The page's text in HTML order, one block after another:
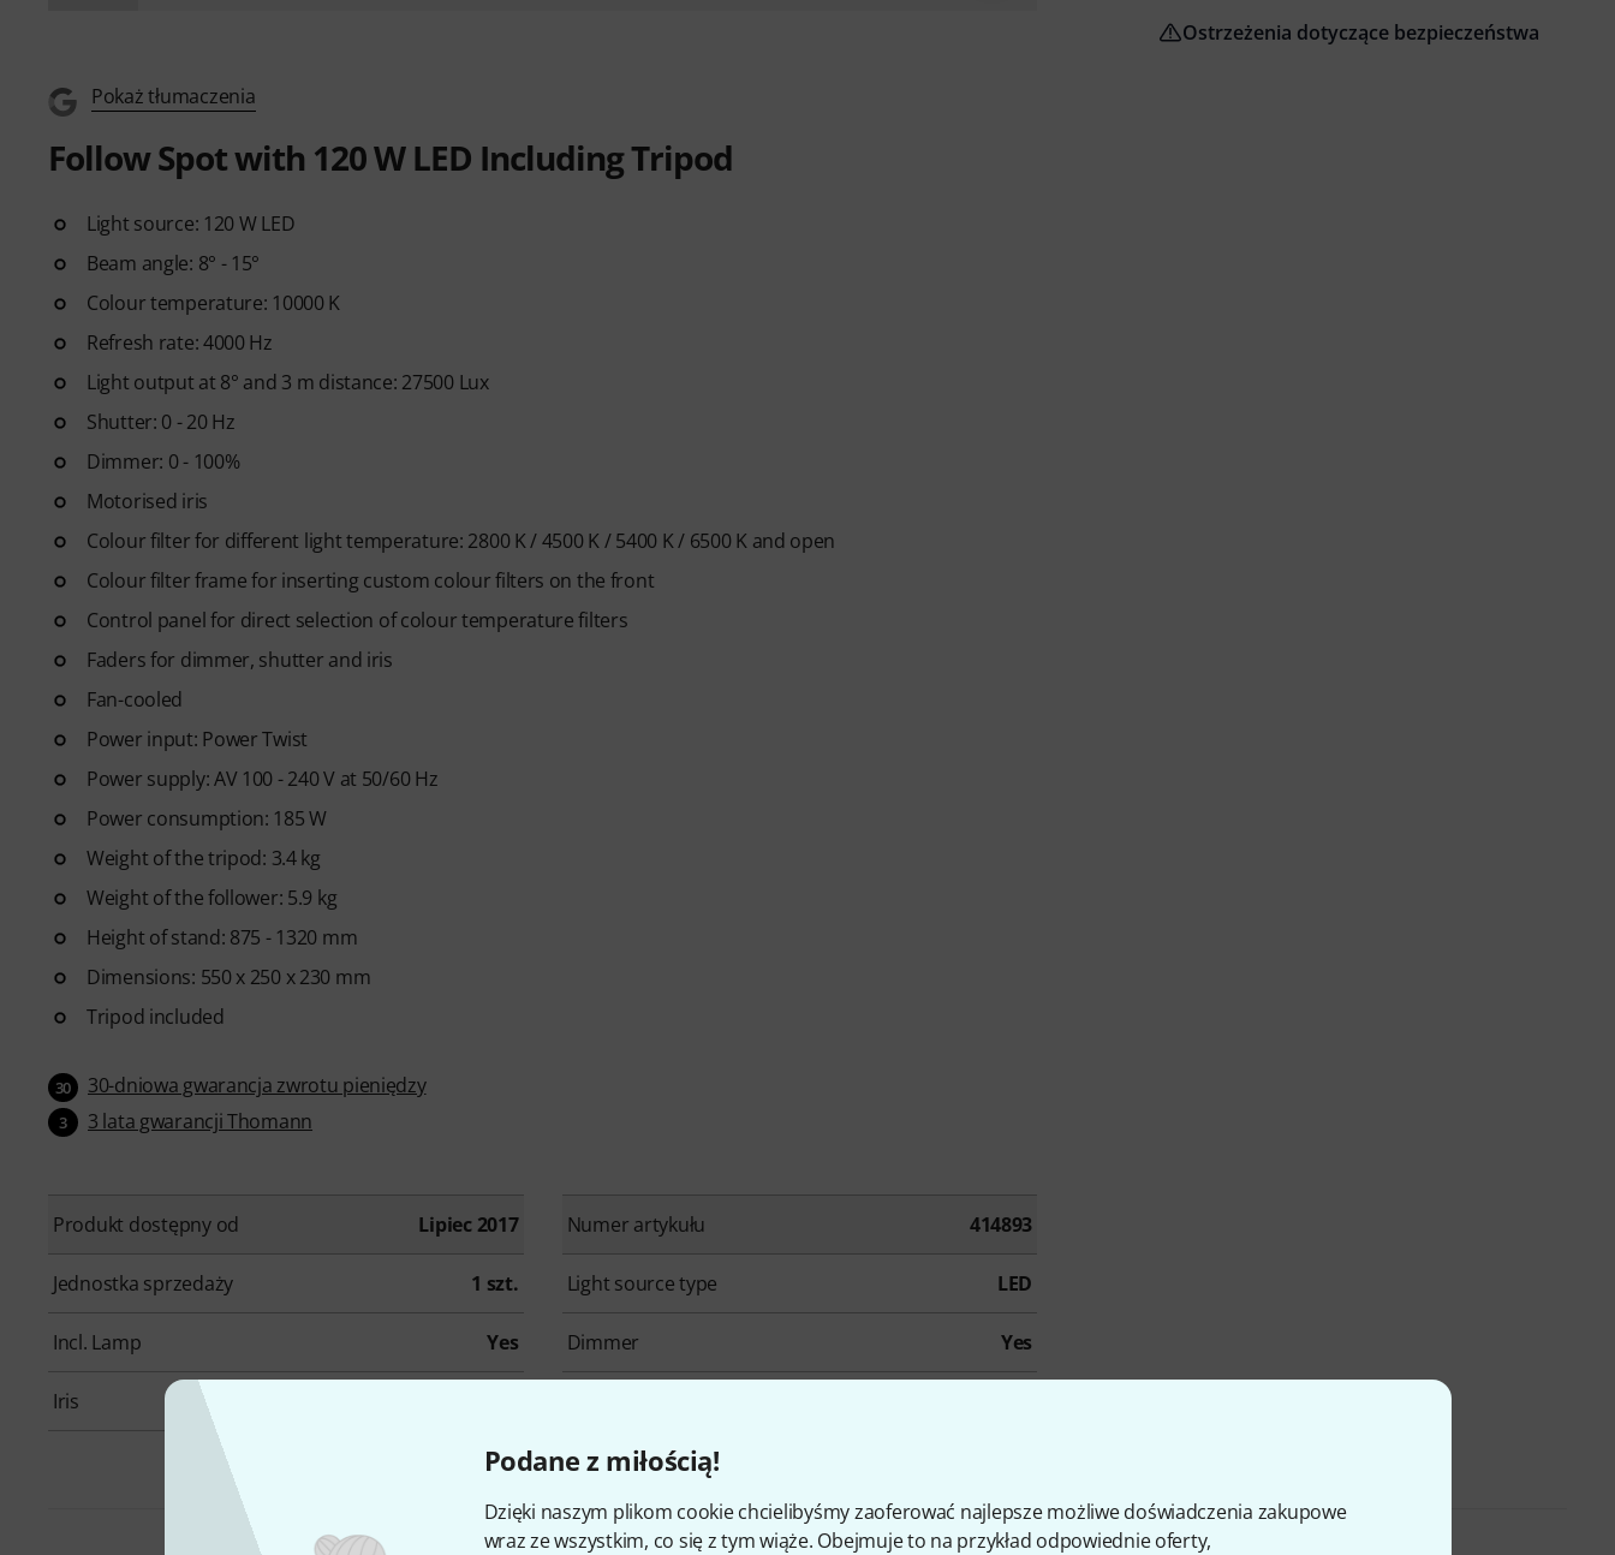
Podane z miłością!
Dzięki naszym plikom cookie chcielibyśmy zaoferować najlepsze możliwe doświadczenia zakupowe
wraz ze wszystkim, co się z tym wiąże. Obejmuje to na przykład odpowiednie oferty,
Pokaż tłumaczenia
Follow Spot with 120 W LED Including Tripod
Light source: 120 W LED
Beam angle: 8° - 15°
Colour temperature: 10000 K
Refresh rate: 4000 Hz
Light output at 8° and 3 m distance: 27500 Lux
Shutter: 0 - 20 Hz
Dimmer: 0 - 100%
Motorised iris
Colour filter for different light temperature: 2800 K / 4500 K / 5400 K / 6500 K and open
Colour filter frame for inserting custom colour filters on the front
Control panel for direct selection of colour temperature filters
Faders for dimmer, shutter and iris
Fan-cooled
Power input: Power Twist
Power supply: AV 100 - 240 V at 50/60 Hz
Power consumption: 185 W
Weight of the tripod: 3.4 kg
Weight of the follower: 5.9 kg
Height of stand: 875 - 1320 mm
Dimensions: 550 x 250 x 230 mm
Tripod included
30 30-dniowa gwarancja zwrotu pieniędzy
3 3 lata gwarancji Thomann
Produkt dostępny od Lipiec 2017 Numer artykułu 414893
Jednostka sprzedaży 1 szt. Light source type LED
Incl. Lamp Yes Dimmer Yes
Iris
Ostrzeżenia dotyczące bezpieczeństwa